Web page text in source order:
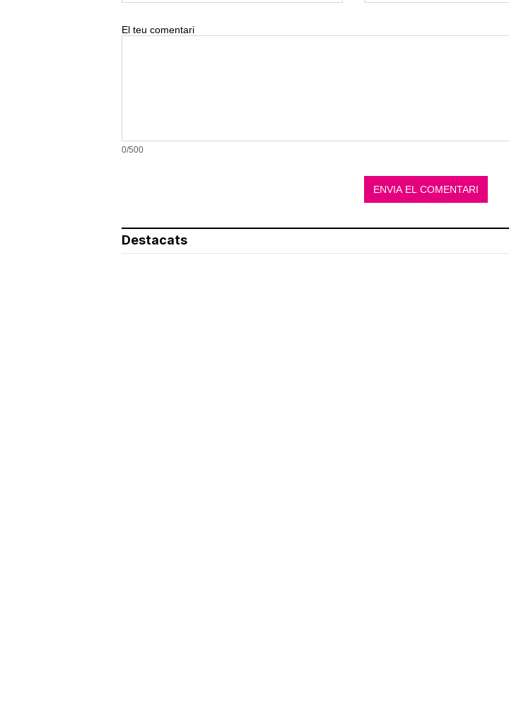
El teu comentari
0/500
Destacats